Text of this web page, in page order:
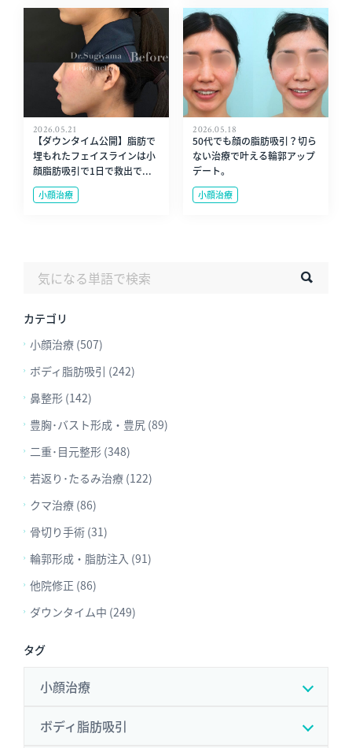
2026.05.21
【ダウンタイム公開】脂肪で
埋もれたフェイスラインは小
顔脂肪吸引で1日で救出で...
小顔治療
2026.05.18
50代でも顔の脂肪吸引？切ら
ない治療で叶える輪郭アップ
デート。
小顔治療
カテゴリ
小顔治療 (507)
ボディ脂肪吸引 (242)
鼻整形 (142)
豊胸･バスト形成・豊尻 (89)
二重･目元整形 (348)
若返り･たるみ治療 (122)
クマ治療 (86)
骨切り手術 (31)
輪郭形成・脂肪注入 (91)
他院修正 (86)
ダウンタイム中 (249)
タグ
小顔治療
ボディ脂肪吸引